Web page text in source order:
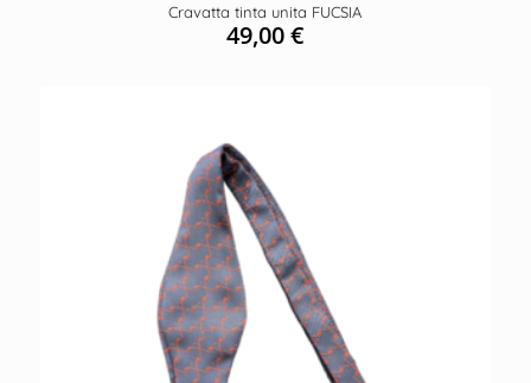
Cravatta tinta unita FUCSIA
49,00€